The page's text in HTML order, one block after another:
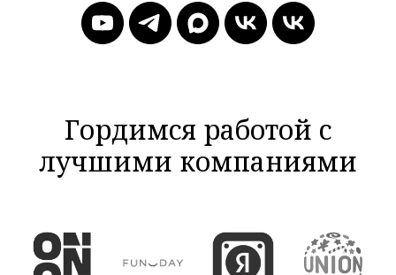
Гордимся работой с
лучшими компаниями